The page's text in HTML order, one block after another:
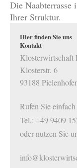
Die Naabterrasse
Ihrer Struktur.
Hier finden Sie uns
Kontakt
Klosterwirtschaft
Klosterstr. 6
93188
Rufen Sie
Tel.: +49 9409
oder nutzen Sie